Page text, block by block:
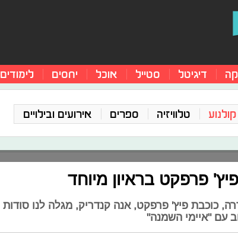
דיגיטל סטייל אוכל יחסים לימודים
קולנוע טלוויזיה ספרים אירועים ובילויים
פרפקט בראיון מיוחד
כוכבת פיץ' פרפקט, אנה קנדריק, מגלה לנו סודות
עם "איימי השמנה"